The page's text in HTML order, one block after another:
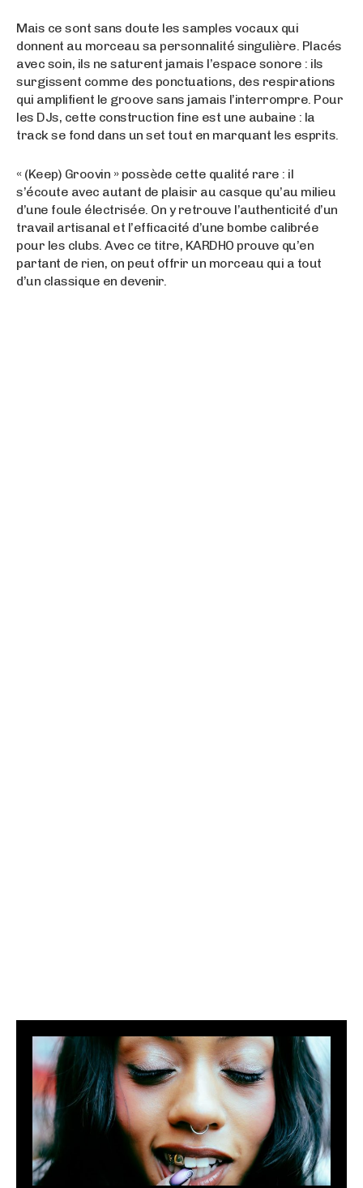
Mais ce sont sans doute les samples vocaux qui
donnent au morceau sa personnalité singulière. Placés
avec soin, ils ne saturent jamais l’espace sonore : ils
surgissent comme des ponctuations, des respirations
qui amplifient le groove sans jamais l’interrompre. Pour
les DJs, cette construction fine est une aubaine : la
track se fond dans un set tout en marquant les esprits.
« (Keep) Groovin » possède cette qualité rare : il
s’écoute avec autant de plaisir au casque qu’au milieu
d’une foule électrisée. On y retrouve l’authenticité d’un
travail artisanal et l’efficacité d’une bombe calibrée
pour les clubs. Avec ce titre, KARDHO prouve qu’en
partant de rien, on peut offrir un morceau qui a tout
d’un classique en devenir.